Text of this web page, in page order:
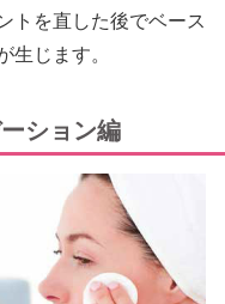
トを直した後でベース
生じます。
ション編